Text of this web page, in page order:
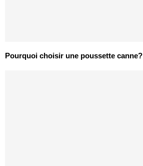
Pourquoi choisir une poussette canne?